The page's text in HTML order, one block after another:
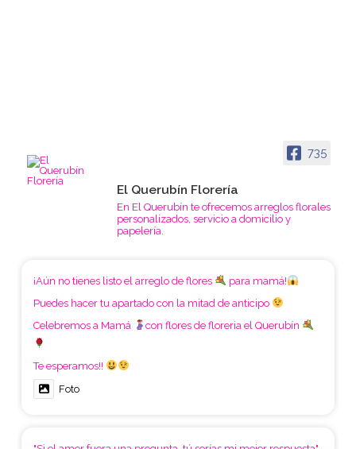
735
El Querubín Florería
En El Querubín te ofrecemos arreglos florales
personalizados, servicio a domicilio y
papelería.
¡Aún no tienes listo el arreglo de flores
para mamá!
Puedes hacer tu apartado con la mitad de anticipo
Celebremos a Mamá
con flores de floreria el Querubín
Te esperamos!!
Foto